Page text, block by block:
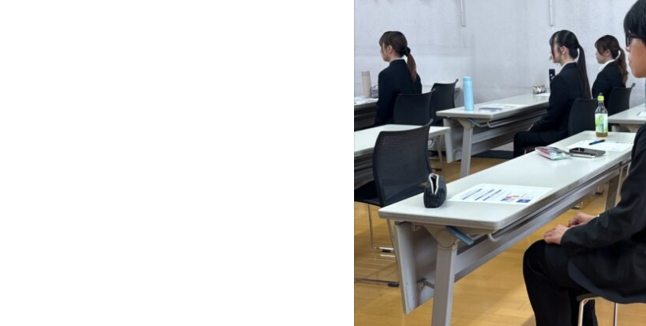
専門学校
CLOSE
専門学校
CLOSE
専門学校
CLOSE
専門学校
CLOSE